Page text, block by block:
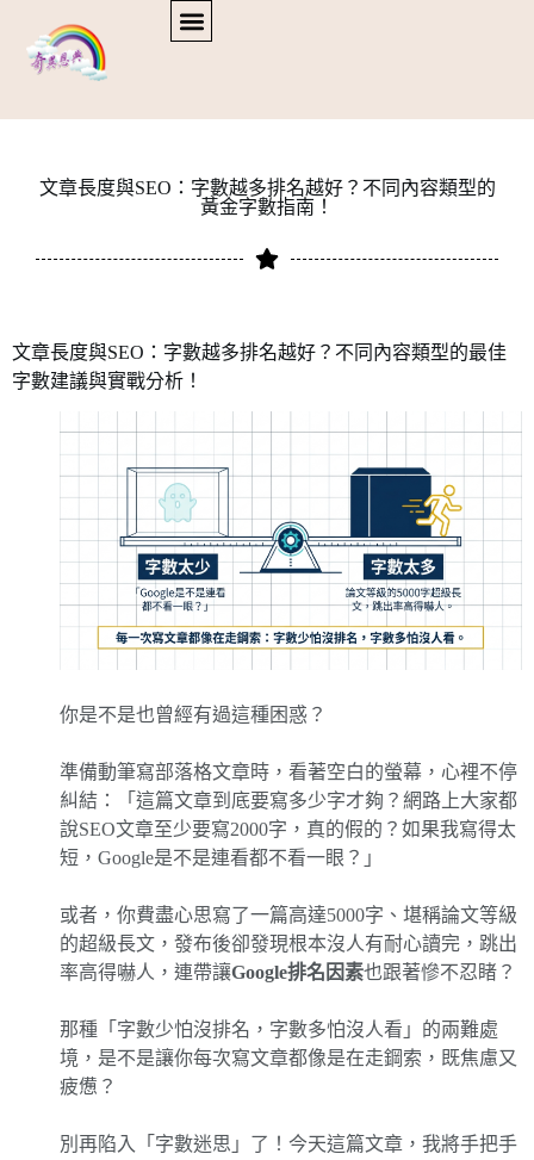
文章長度與SEO：字數越多排名越好？不同內容類型的
黃金字數指南！
文章長度與SEO：字數越多排名越好？不同內容類型的最佳
字數建議與實戰分析！
你是不是也曾經有過這種困惑？
準備動筆寫部落格文章時，看著空白的螢幕，心裡不停
糾結：「這篇文章到底要寫多少字才夠？網路上大家都
說SEO文章至少要寫2000字，真的假的？如果我寫得太
短，Google是不是連看都不看一眼？」
或者，你費盡心思寫了一篇高達5000字、堪稱論文等級
的超級長文，發布後卻發現根本沒人有耐心讀完，跳出
率高得嚇人，連帶讓Google排名因素也跟著慘不忍睹？
那種「字數少怕沒排名，字數多怕沒人看」的兩難處
境，是不是讓你每次寫文章都像是在走鋼索，既焦慮又
疲憊？
別再陷入「字數迷思」了！今天這篇文章，我將手把手